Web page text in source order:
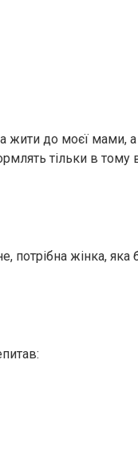
жити до моєї мами,
тільки в тому
потрібна жінка, яка